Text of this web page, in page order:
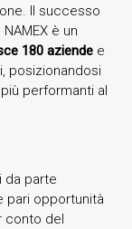
Il successo
è un
180 aziende e
posizionandosi
performanti al
da parte
pari opportunità
conto del